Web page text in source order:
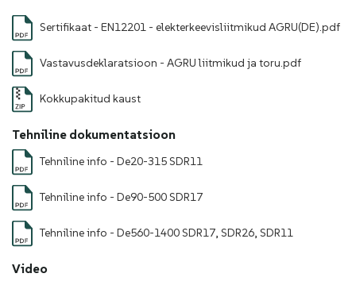
Sertifikaat - EN12201 - elekterkeevisliitmikud AGRU(DE).pdf
Vastavusdeklaratsioon - AGRU liitmikud ja toru.pdf
Kokkupakitud kaust
Tehniline dokumentatsioon
Tehniline info - De20-315 SDR11
Tehniline info - De90-500 SDR17
Tehniline info - De560-1400 SDR17, SDR26, SDR11
Video